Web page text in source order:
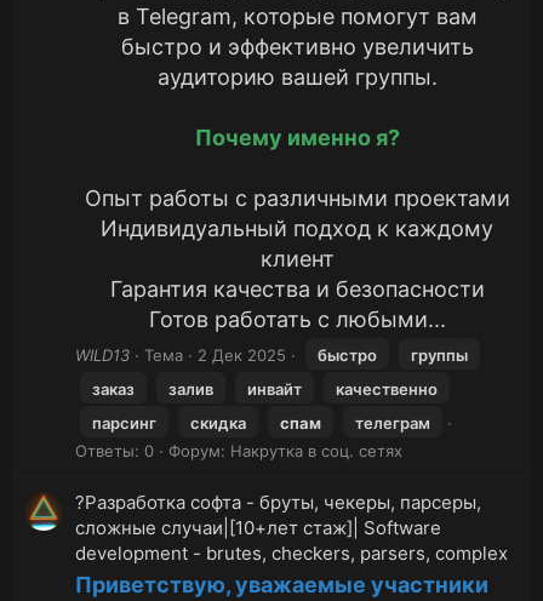
в Telegram, которые помогут вам
быстро и эффективно увеличить
аудиторию вашей группы.
Почему именно я?
Опыт работы с различными проектами
Индивидуальный подход к каждому
клиент
Гарантия качества и безопасности
Готов работать с любыми...
WILD13 Тема 2 Дек 2025 быстро
группы
заказ
залив инвайт
качественно
парсинг
скидка спам
телеграм
Ответы: 0
Форум: Накрутка в соц. сетях
?Разработка софта - бруты, чекеры, парсеры,
сложные случаи|[10+лет стаж]| Software
development - brutes, checkers, parsers, complex
Приветствую, уважаемые участники